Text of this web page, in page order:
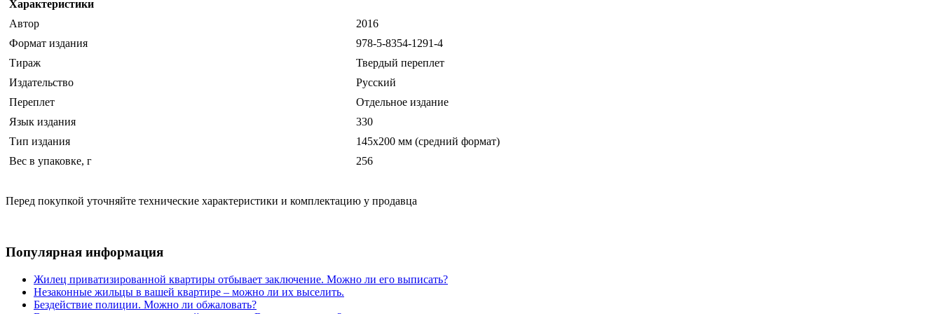
Характеристики
Автор
2016
Формат издания
978-5-8354-1291-4
Тираж
Твердый переплет
Издательство
Русский
Переплет
Отдельное издание
Язык издания
330
Тип издания
145х200 мм (средний формат)
Вес в упаковке, г
256
Перед покупкой уточняйте технические характеристики и комплектацию у продавца
Популярная информация
Жилец приватизированной квартиры отбывает заключение. Можно ли его выписать?
Незаконные жильцы в вашей квартире – можно ли их выселить.
Бездействие полиции. Можно ли обжаловать?